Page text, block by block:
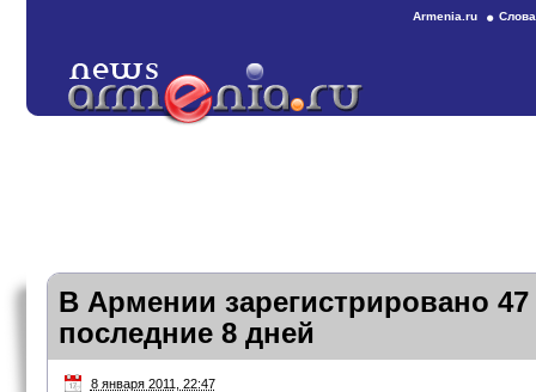
Armenia.ru
В Армении зарегистрировано
последние 8 дней
8 января 2011, 22:47